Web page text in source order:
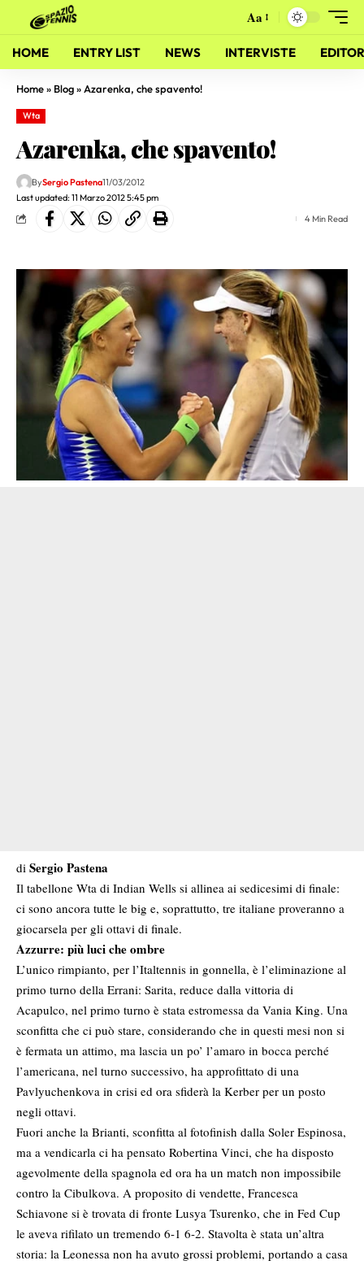
Aa
HOME ENTRY LIST NEWS INTERVISTE
Home» Blog» Azarenka, che spavento!
Wta
Azarenka, che spavento!
Last updated: 11 Marzo 2012 5:45 pm
BySergio Pastena11/03/2012
4 Min Read
di Sergio Pastena
Il tabellone Wta di Indian Wells si allinea ai sedicesimi di finale:
ci sono ancora tutte le big e, soprattutto, tre italiane proveranno a
giocarsela per gli ottavi di finale.
Azzurre: più luci che ombre
L’unico rimpianto, per l’Italtennis in gonnella, è l’eliminazione al
primo turno della Errani: Sarita, reduce dalla vittoria di
Acapulco, nel primo turno è stata estromessa da Vania King. Una
sconfitta che ci può stare, considerando che in questi mesi non si
è fermata un attimo, ma lascia un po’ l’amaro in bocca perché
l’americana, nel turno successivo, ha approfittato di una
Pavlyuchenkova in crisi ed ora sfiderà la Kerber per un posto
negli ottavi.
Fuori anche la Brianti, sconfitta al fotofinish dalla Soler Espinosa,
ma a vendicarla ci ha pensato Robertina Vinci, che ha disposto
agevolmente della spagnola ed ora ha un match non impossibile
contro la Cibulkova. A proposito di vendette, Francesca
Schiavone si è trovata di fronte Lusya Tsurenko, che in Fed Cup
le aveva rifilato un tremendo 6-1 6-2. Stavolta è stata un’altra
storia: la Leonessa non ha avuto grossi problemi, portando a casa